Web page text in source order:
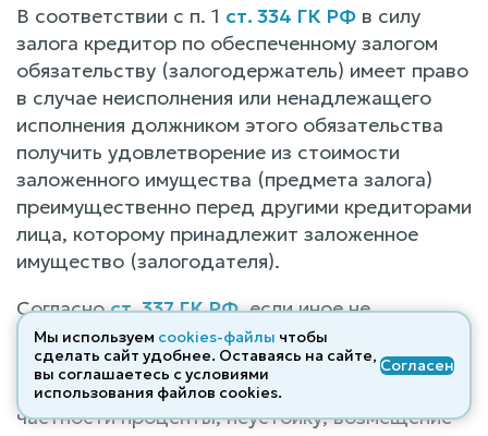
В соответствии с п. 1 ст. 334 ГК РФ в силу
залога кредитор по обеспеченному залогом
обязательству (залогодержатель) имеет право
в случае неисполнения или ненадлежащего
исполнения должником этого обязательства
получить удовлетворение из стоимости
заложенного имущества (предмета залога)
преимущественно перед другими кредиторами
лица, которому принадлежит заложенное
имущество (залогодателя).
Согласност. 337 ГК РФ, если иное не
предусмотрено законом или договором, залог
обеспечивает требование в том объеме, какой
оно имеет к моменту удовлетворения, в
частности проценты, неустойку, возмещение
Мы используем cookies-файлы чтобы
сделать сайт удобнее. Оставаясь на сайте,
вы соглашаетесь с условиями
использования файлов cооkies.
Согласен